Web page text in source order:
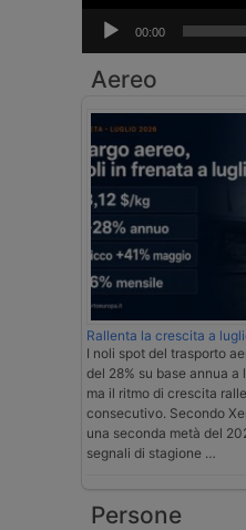
00:00
Aereo
Rallenta la crescita a
I noli spot del trasporto
del 28% su base annua a
ma il ritmo di crescita
consecutivo. Secondo
una seconda metà del
segnali di stagione …
Persone